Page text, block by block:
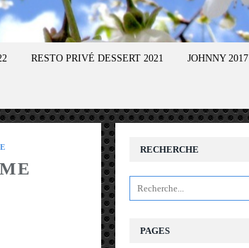
RESTO PRIVÉ DESSERT 2021 JOHNNY 2017
RECHERCHE
PAGES